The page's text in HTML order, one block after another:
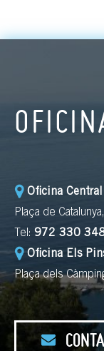
Oficina Central
Plaça de
Tel: 972 330
Oficina Els
Plaça dels